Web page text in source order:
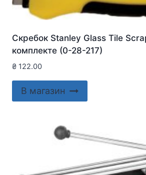
Скребок Stanley Glass Tile
комплекте (0-28-217)
₴ 122.00
В магазин